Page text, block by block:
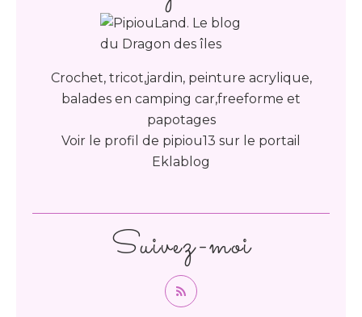
Crochet, tricot,jardin, peinture acrylique,
balades en camping car,freeforme et
papotages
Voir le profil de pipiou13 sur le portail
Eklablog
Suivez-moi